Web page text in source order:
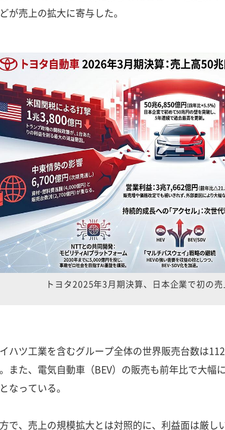
が売上の拡大に寄与した。
トヨタ2025年3月期決算、日本企業で初の
ハツ工業を含むグループ全体の世界販売台数は
また、電気自動車（BEV）の販売も前年比で大幅
なっている。
で、売上の規模拡大とは対照的に、利益面は厳し